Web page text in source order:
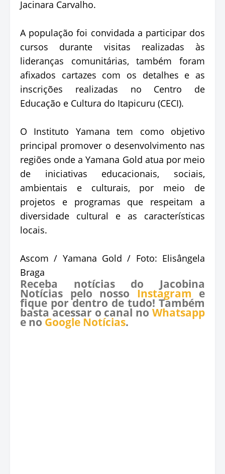
Jacinara Carvalho.
A população foi convidada a participar dos
cursos durante visitas realizadas às
lideranças comunitárias, também foram
afixados cartazes com os detalhes e as
inscrições realizadas no Centro de
Educação e Cultura do Itapicuru (CECI).
O Instituto Yamana tem como objetivo
principal promover o desenvolvimento nas
regiões onde a Yamana Gold atua por meio
de iniciativas educacionais, sociais,
ambientais e culturais, por meio de
projetos e programas que respeitam a
diversidade cultural e as características
locais.
Ascom / Yamana Gold / Foto: Elisângela
Braga
Receba notícias do Jacobina
Notícias pelo nosso Instagram e
fique por dentro de tudo! Também
basta acessar o canal no Whatsapp
e no Google Notícias.